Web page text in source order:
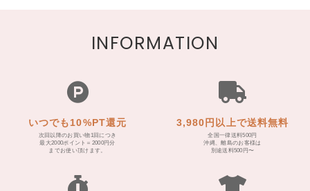
INFORMATION
いつでも10%PT還元
次回以降のお買い物1回につき
最大2000ポイント＝2000円分
までお使い頂けます。
3,980円以上で送料無料
全国一律送料500円
沖縄、離島のお客様は
別途送料500円〜